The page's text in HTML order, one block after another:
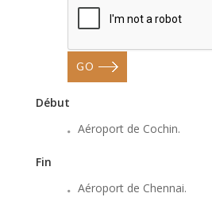
GO
Début
Aéroport de Cochin.
Fin
Aéroport de Chennai.